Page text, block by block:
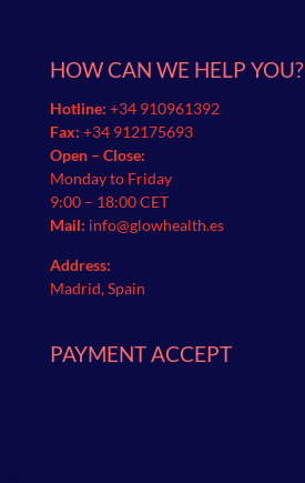
HOW CAN WE HELP YOU?
Hotline: +34 910961392
Fax: +34 912175693
Open – Close:
Monday to Friday
9:00 – 18:00 CET
Mail: info@glowhealth.es
Address:
Madrid, Spain
PAYMENT ACCEPT